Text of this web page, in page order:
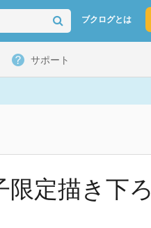
ブクログとは
サポート
限定描き下ろ